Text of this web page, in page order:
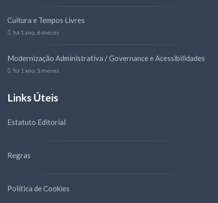
Cultura e Tempos Livres
há 1 ano, 6 meses
Modernização Administrativa / Governance e Acessibilidades
há 1 ano, 5 meses
Links Úteis
Estatuto Editorial
Regras
Política de Cookies